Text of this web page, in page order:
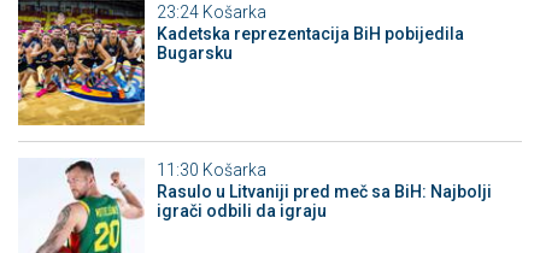
23:24 Košarka
Kadetska reprezentacija BiH pobijedila
Bugarsku
11:30 Košarka
Rasulo u Litvaniji pred meč sa BiH: Najbolji
igrači odbili da igraju